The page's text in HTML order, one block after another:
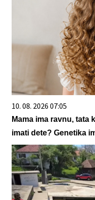
10. 08. 2026 07:05
Mama ima ravnu,
imati dete? Genetika